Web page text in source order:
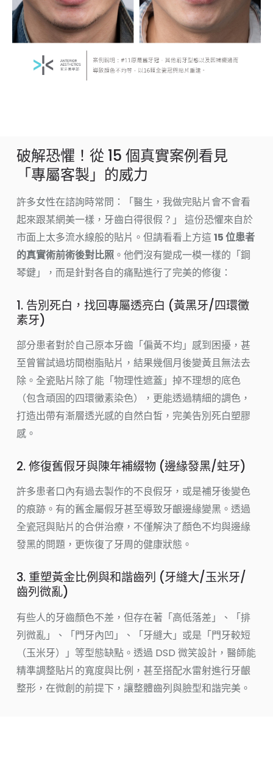
破解恐懼！從 15 個真實案例看見
「專屬客製」的威力
許多女性在諮詢時常問：「醫生，我做完貼片會不會看
起來跟某網美一樣，牙齒白得很假？」 這份恐懼來自於
市面上太多流水線般的貼片。但請看看上方這 15 位患者
的真實術前術後對比照。他們沒有變成一模一樣的「鋼
琴鍵」，而是針對各自的痛點進行了完美的修復：
1. 告別死白，找回專屬透亮白 (黃黑牙/四環黴
素牙)
部分患者對於自己原本牙齒「偏黃不均」感到困擾，甚
至曾嘗試過坊間樹脂貼片，結果幾個月後變黃且無法去
除。全瓷貼片除了能「物理性遮蓋」掉不理想的底色
（包含頑固的四環黴素染色），更能透過精細的調色，
打造出帶有漸層透光感的自然白皙，完美告別死白塑膠
感。
2. 修復舊假牙與陳年補綴物 (邊緣發黑/蛀牙)
許多患者口內有過去製作的不良假牙，或是補牙後變色
的痕跡。有的舊金屬假牙甚至導致牙齦邊緣變黑。透過
全瓷冠與貼片的合併治療，不僅解決了顏色不均與邊緣
發黑的問題，更恢復了牙周的健康狀態。
3. 重塑黃金比例與和諧齒列 (牙縫大/玉米牙/
齒列微亂)
有些人的牙齒顏色不差，但存在著「高低落差」、「排
列微亂」、「門牙內凹」、「牙縫大」或是「門牙較短
（玉米牙）」等型態缺點。透過 DSD 微笑設計，醫師能
精準調整貼片的寬度與比例，甚至搭配水雷射進行牙齦
整形，在微創的前提下，讓整體齒列與臉型和諧完美。